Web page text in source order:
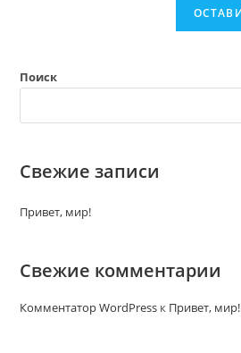
Поиск
Свежие записи
Привет, мир!
Свежие комментарии
Комментатор WordPress к Привет, мир!